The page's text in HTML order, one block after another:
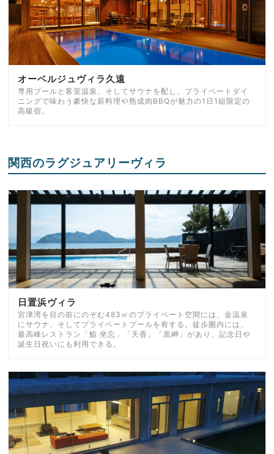
オーベルジュヴィラ久遠
専用プールと客室温泉、そしてサウナを配し、プライベートダイ
ニングで味わう豪快な薪料理や熟成肉BBQが魅力の1日1組限定の
高級宿。
関西のラグジュアリーヴィラ
日置浜ヴィラ
宮津湾を目の前にのぞむ483㎡のプライベート空間には、金温泉
にサウナ、そしてプライベートプールを有する。徒歩圏内には、
最高峰レストラン「鮨 坐忘」「天香」「黒岬」があり、記念日や
誕生日祝いにも利用できる。